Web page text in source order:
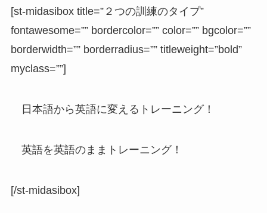
[st-midasibox title=”２つの訓練のタイプ”
fontawesome=”” bordercolor=”” color=”” bgcolor=””
borderwidth=”” borderradius=”” titleweight=”bold”
myclass=””]
日本語から英語に変えるトレーニング！
英語を英語のままトレーニング！
[/st-midasibox]